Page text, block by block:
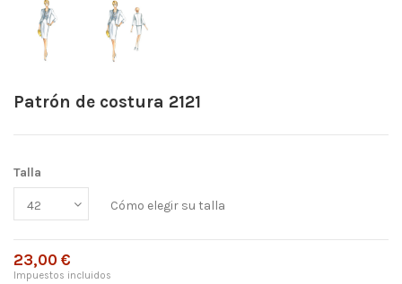
Patrón de costura 2121
Talla
Cómo elegir su talla
23,00 €
Impuestos incluidos